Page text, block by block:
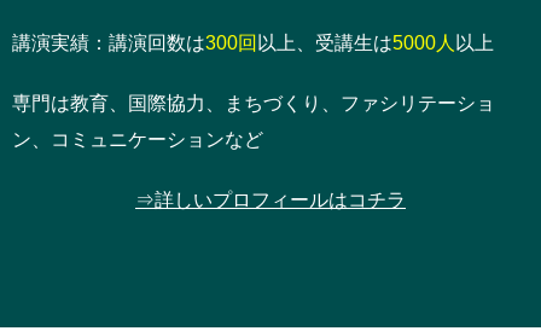
講演実績：講演回数は300回 以上、受講生は5000人 以上
専門は教育、国際協力、まちづくり、ファシリテーショ
ン、コミュニケーションなど
⇒詳しいプロフィールはコチラ